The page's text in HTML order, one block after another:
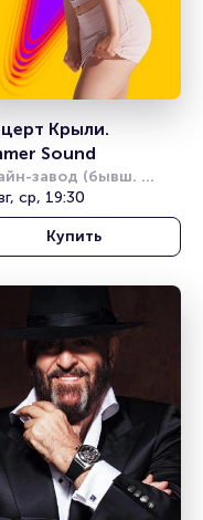
Крыли.
Sound
завод (бывш.
ср, 19:30
Купить